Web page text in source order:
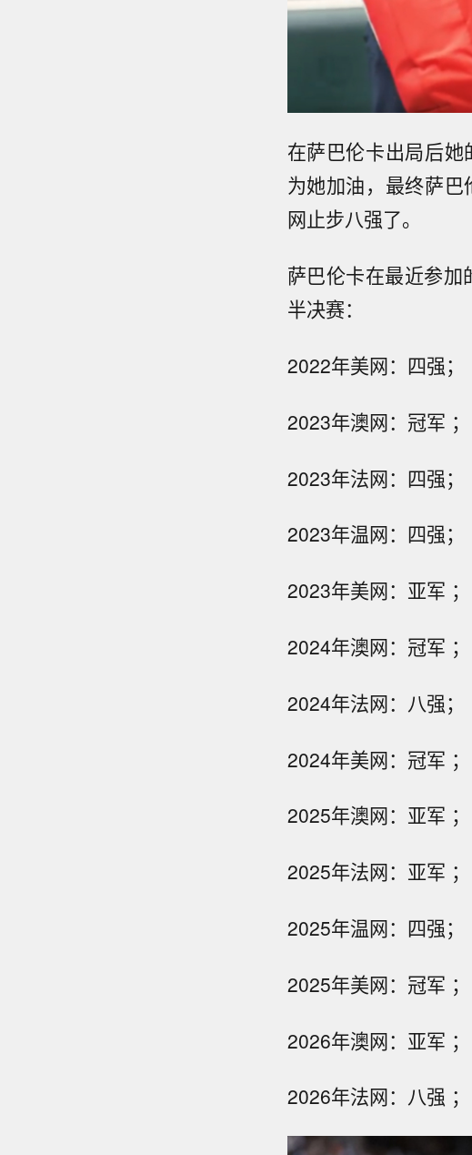
在萨巴伦卡出局后
为她加油，最终萨
网止步八强了。
萨巴伦卡在最近参
半决赛：
2022年美网：四强；
2023年澳网：冠军 ；
2023年法网：四强；
2023年温网：四强；
2023年美网：亚军 ；
2024年澳网：冠军 ；
2024年法网：八强；
2024年美网：冠军 ；
2025年澳网：亚军 ；
2025年法网：亚军 ；
2025年温网：四强；
2025年美网：冠军 ；
2026年澳网：亚军 ；
2026年法网：八强 ；